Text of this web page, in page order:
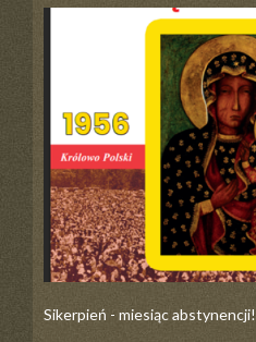
Sikerpień - miesiąc abstynencji!